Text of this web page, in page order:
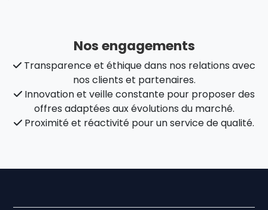
Nos engagements
Transparence et éthique dans nos relations avec
nos clients et partenaires.
Innovation et veille constante pour proposer des
offres adaptées aux évolutions du marché.
Proximité et réactivité pour un service de qualité.